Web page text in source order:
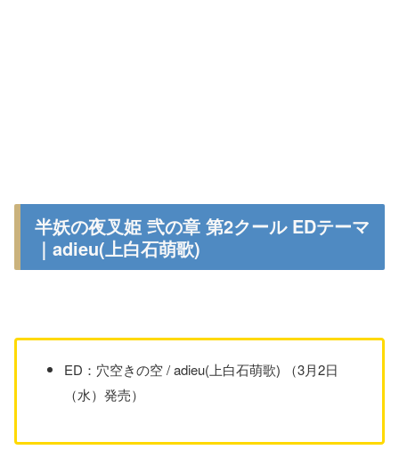
半妖の夜叉姫 弐の章 第2クール EDテーマ
｜adieu(上白石萌歌)
ED：穴空きの空 / adieu(上白石萌歌) （3月2日
（水）発売）